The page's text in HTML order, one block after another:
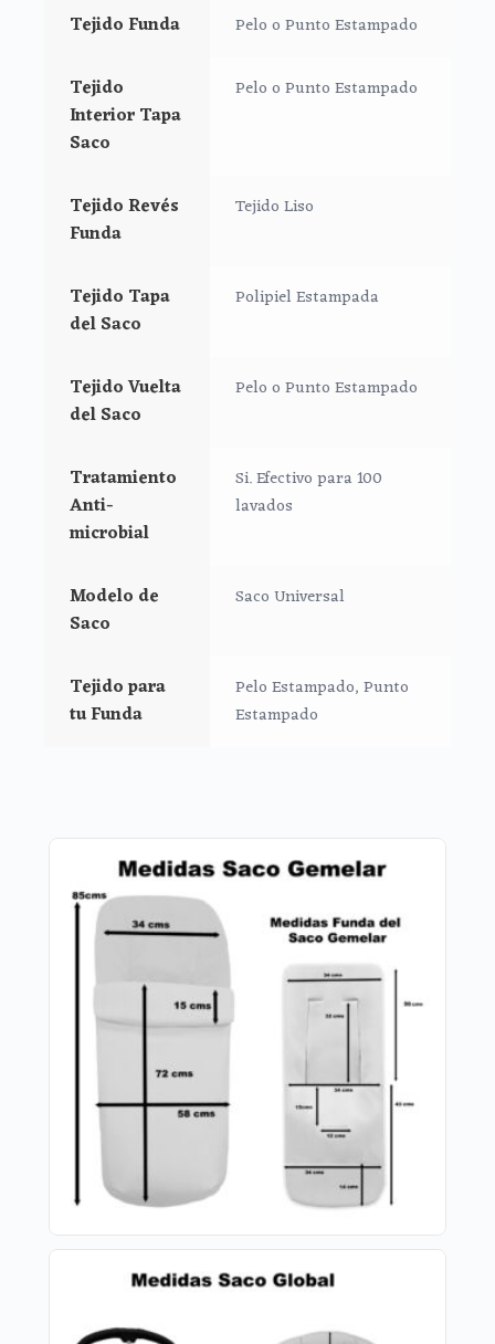
*Trasera de la parte superior de la funda muy ancha y
*Cinta para sujeción para las sillas ligeras.
*Sistema de gomas en la parte de superior de la funda.
Sistema de sujeción S-PLUS
la funda desarrollado especialmente para aquellas
* Abertura para sillas que pliegan hacia afuera (cierre
de libro).
**Si cremallera central. Color al tono y doble carro
*Trasera de la parte superior de la funda muy ancha y
regulable.
*Cinta para sujeción para las sillas ligeras.
Sistema de sujeción S-PLUS. Sistema de sujeción de
la funda desarrollado especialmente para aquellas
sillas que lleven la capota unida al respaldo.
de libro).
*Ojales de la funda aptos para todo tipo de arneses.
Para el saco Gemelar:
*Trasera de la parte superior de la funda.
*Cintas para sujeción para las sillas ligeras.
*Ojales de la funda aptos para todo tipo de arneses
Tejido Funda Pelo o Punto Estampado
Tejido
Interior Tapa
Saco
Pelo o Punto Estampado
Tejido Revés
Funda
Tejido Liso
Tejido Tapa
del Saco
Polipiel Estampada
Tejido Vuelta
del Saco
Pelo o Punto Estampado
Tratamiento
Anti-
microbial
Si. Efectivo para 100
lavados
Modelo de
Saco
Saco Universal
Tejido para
tu Funda
Pelo Estampado, Punto
Estampado